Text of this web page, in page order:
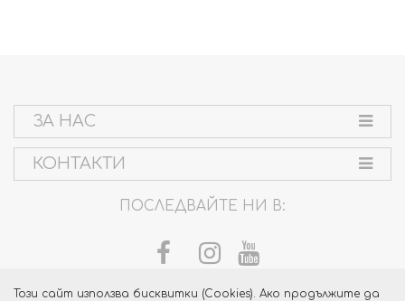
Този сайт използва бисквитки (Cookies). Ако продължите да
ЗА НАС
КОНТАКТИ
ПОСЛЕДВАЙТЕ НИ В: